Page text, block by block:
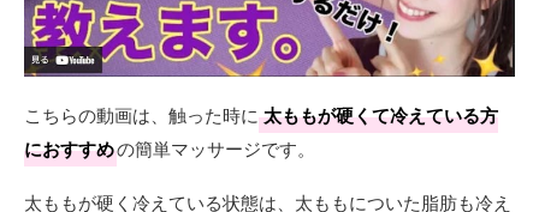
こちらの動画は、触った時に 太ももが硬くて冷えている方
におすすめの簡単マッサージです。
太ももが硬く冷えている状態は、太ももについた脂肪も冷え